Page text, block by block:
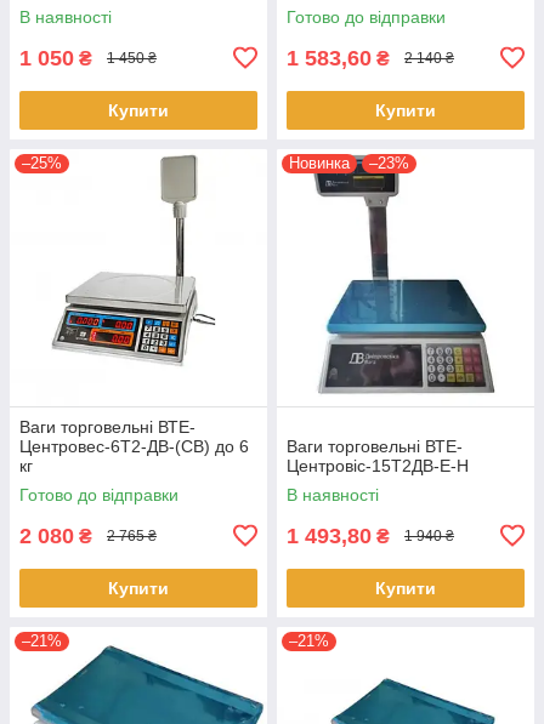
В наявності
1 050 ₴ 1 450 ₴
Купити
Готово до відправки
1 583,60 ₴ 2 140 ₴
Купити
–25%
Ваги торговельні ВТЕ-
Центровес-6Т2-ДВ-(СВ) до 6
кг
Готово до відправки
2 080 ₴ 2 765 ₴
Купити
Новинка –23%
Ваги торговельні ВТЕ-
Центровіс-15Т2ДВ-Е-Н
В наявності
1 493,80 ₴ 1 940 ₴
Купити
–21% –21%